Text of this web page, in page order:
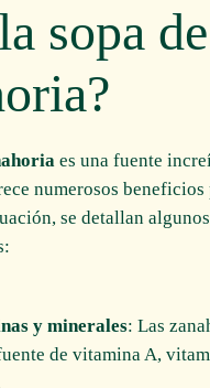
sopa de
es una fuente
numerosos beneficios
se detallan
y minerales: Las
de vitamina A,